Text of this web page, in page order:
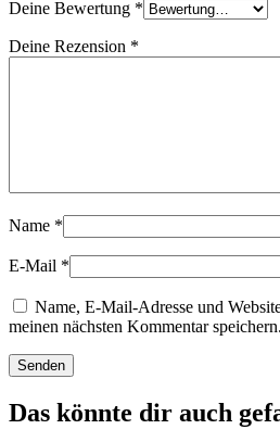
Deine Bewertung *
Deine Rezension *
Name *
E-Mail *
Name, E-Mail-Adresse und
meinen nächsten Kommentar speichern.
Das könnte dir auch